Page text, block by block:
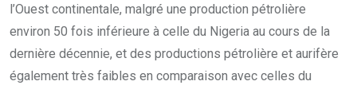
l’Ouest continentale, malgré une production pétrolière
environ 50 fois inférieure à celle du Nigeria au cours de la
dernière décennie, et des productions pétrolière et aurifère
également très faibles en comparaison avec celles du